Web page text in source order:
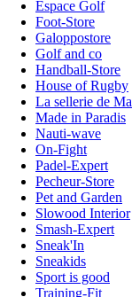
Espace Golf
Foot-Store
Galoppostore
Golf and co
Handball-Store
House of Rugby
La sellerie de
Made in Paradis
Nauti-wave
On-Fight
Padel-Expert
Pecheur-Store
Pet and Garden
Slowood Interior
Smash-Expert
Sneak'In
Sneakids
Sport is good
Training-Fit